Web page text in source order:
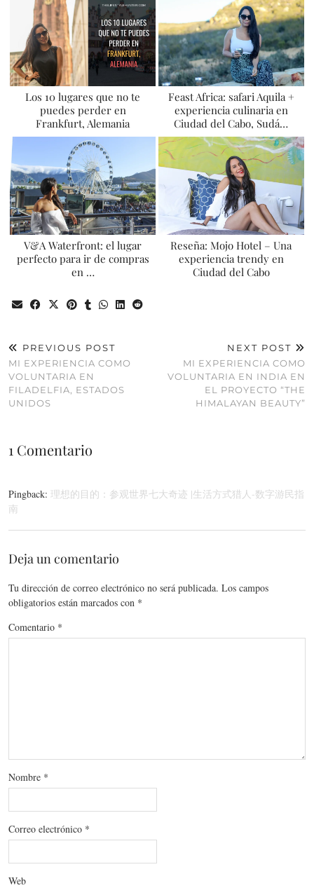
Los 10 lugares que no te
puedes perder en
Frankfurt, Alemania
Feast Africa: safari Aquila +
experiencia culinaria en
Ciudad del Cabo, Sudá…
V&A Waterfront: el lugar
perfecto para ir de compras
en …
Reseña: Mojo Hotel – Una
experiencia trendy en
Ciudad del Cabo
PREVIOUS POST
MI EXPERIENCIA COMO
VOLUNTARIA EN
FILADELFIA, ESTADOS
UNIDOS
NEXT POST
MI EXPERIENCIA COMO
VOLUNTARIA EN INDIA EN
EL PROYECTO “THE
HIMALAYAN BEAUTY”
1 Comentario
Pingback: 理想的目的：参观世界七大奇迹 |生活方式猎人-数字游民指
南
Deja un comentario
Tu dirección de correo electrónico no será publicada. Los campos
obligatorios están marcados con *
Comentario *
Nombre *
Correo electrónico *
Web